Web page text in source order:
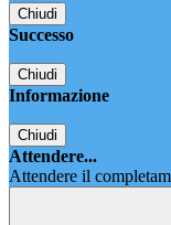
Chiudi
Successo
Chiudi
Informazione
Chiudi
Attendere...
Attendere il